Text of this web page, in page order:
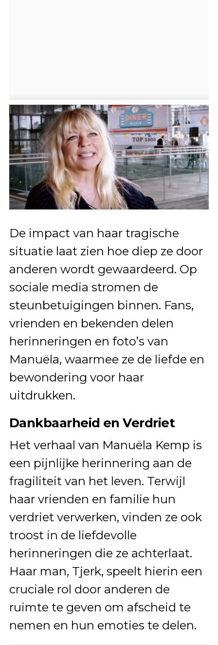
De impact van haar tragische
situatie laat zien hoe diep ze door
anderen wordt gewaardeerd. Op
sociale media stromen de
steunbetuigingen binnen. Fans,
vrienden en bekenden delen
herinneringen en foto’s van
Manuëla, waarmee ze de liefde en
bewondering voor haar
uitdrukken.
Dankbaarheid en Verdriet
Het verhaal van Manuëla Kemp is
een pijnlijke herinnering aan de
fragiliteit van het leven. Terwijl
haar vrienden en familie hun
verdriet verwerken, vinden ze ook
troost in de liefdevolle
herinneringen die ze achterlaat.
Haar man, Tjerk, speelt hierin een
cruciale rol door anderen de
ruimte te geven om afscheid te
nemen en hun emoties te delen.